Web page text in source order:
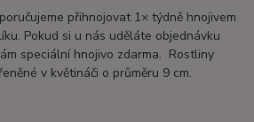
přihnojovat 1× týdně hnojivem
Pokud si u nás uděláte objednávku
speciální hnojivo zdarma. Rostliny
v květináči o průměru 9 cm.